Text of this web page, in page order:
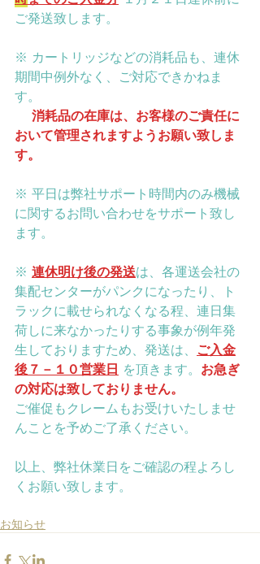
ご発送致します。
※ カートリッジなどの消耗品も、連休
期間中例外なく、ご対応できかねま
す。
消耗品の在庫は、お客様のご責任に
おいて管理されますようお願い致しま
す。
※ 平日は弊社サポート時間内のみ機械
に関するお問い合わせをサポート致し
ます。
※ 連休明け後の発送は、各運送会社の
集配センターがパンクになったり、ト
ラックに載せられなくなる程、連日集
荷しに来なかったりする事象が例年発
生しておりますため、発送は、 ご入金
後７－１０営業日 を頂きます。 お急ぎ
の対応は致しておりません。
ご催促もクレームもお受けいたしませ
んことを予めご了承ください。
以上、弊社休業日をご確認の程よろし
くお願い致します。
お知らせ